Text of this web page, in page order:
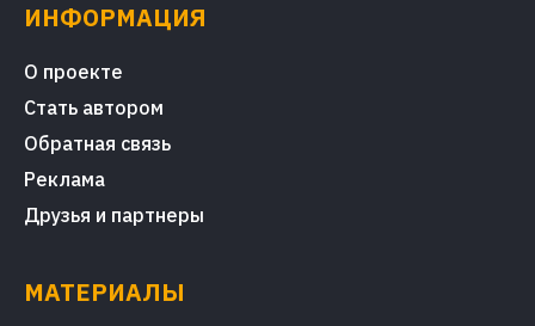
ИНФОРМАЦИЯ
О проекте
Стать автором
Обратная связь
Реклама
Друзья и партнеры
МАТЕРИАЛЫ